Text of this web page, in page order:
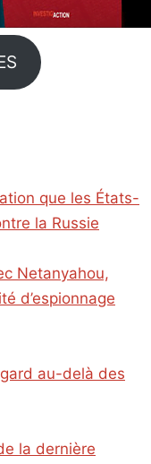
que les États-
la Russie
Netanyahou,
d’espionnage
au-delà des
la dernière